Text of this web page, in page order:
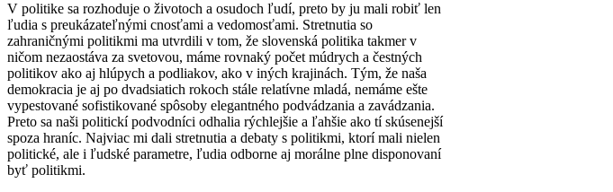
V politike sa rozhoduje o životoch a osudoch ľudí, preto by ju mali robiť len
ľudia s preukázateľnými cnosťami a vedomosťami. Stretnutia so
zahraničnými politikmi ma utvrdili v tom, že slovenská politika takmer v
ničom nezaostáva za svetovou, máme rovnaký počet múdrych a čestných
politikov ako aj hlúpych a podliakov, ako v iných krajinách. Tým, že naša
demokracia je aj po dvadsiatich rokoch stále relatívne mladá, nemáme ešte
vypestované sofistikované spôsoby elegantného podvádzania a zavádzania.
Preto sa naši politickí podvodníci odhalia rýchlejšie a ľahšie ako tí skúsenejší
spoza hraníc. Najviac mi dali stretnutia a debaty s politikmi, ktorí mali nielen
politické, ale i ľudské parametre, ľudia odborne aj morálne plne disponovaní
byť politikmi.